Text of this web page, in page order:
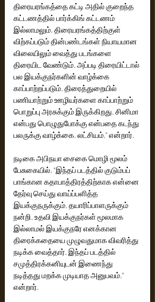
திரையரங்கத்தை கட்டி அதில் குறைந்த
கட்டணத்தில் பார்க்கிங் கட்டணம்
இல்லாமலும், திரையரங்கத்திற்குள்
விற்கப்படும் தின்பண்டங்கள் நியாயமான
விலையிலும் வைத்து படங்களை
திரையிட வேண்டும். அப்படி திரையிட்டால்
பல இயக்குநர்களின் வாழ்க்கை
காப்பாற்றப்படும். திரைத்துறையில்
பணியாற்றும் ஊழியர்களை காப்பாற்றும்
பொறுப்பு அரசுக்கும் இருக்கிறது. சினிமா
என்பது பொழுதுபோக்கு என்பதை கடந்து
பலருக்கு வாழ்க்கை, லட்சியம்," என்றார்.
நடிகை அபிநயா சைகை மொழி மூலம்
பேசுகையில், "இந்தப் படத்தில் குடும்பப்
பாங்கான கதாபாத்திரத்திற்காக என்னை
தேர்வு செய்து வாய்ப்பளித்த
இயக்குநருக்கும், தயாரிப்பாளருக்கும்
நன்றி. உதவி இயக்குநர்கள் மூலமாக
இல்லாமல் இயக்குநரே எனக்கான
திரைக்கதையை முழுவதுமாக விவரித்து
நடிக்க வைத்தார். இந்தப் படத்தில்
சமுத்திரக்கனியுடன் இணைந்து
நடித்தது மறக்க முடியாத அனுபவம்,"
என்றார்.